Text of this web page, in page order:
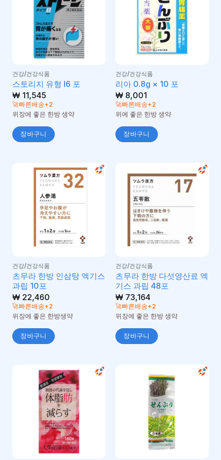
건강/건강식품
스토리지 유형 I6 포
₩11,545
🚀빠른배송+2
위장에 좋은 한방 생약
장바구니
건강/건강식품
리아 0.8g × 10 포
₩8,001
🚀빠른배송+2
위에 좋은 한방 생약
장바구니
건강/건강식품
츠무라 한방 인삼탕 엑기스
과립 10포
₩22,460
🚀빠른배송+2
위장에 좋은 한방생약
장바구니
건강/건강식품
츠무라 한방 다섯영산료 엑
기스 과립 48포
₩73,164
🚀빠른배송+2
위장에 좋은 한방 생약
장바구니